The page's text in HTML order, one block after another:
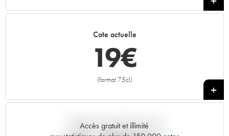
Cote actuelle
19€
(format 75cl)
+
Accès gratuit et illimité
Tendance actuelle de la cote